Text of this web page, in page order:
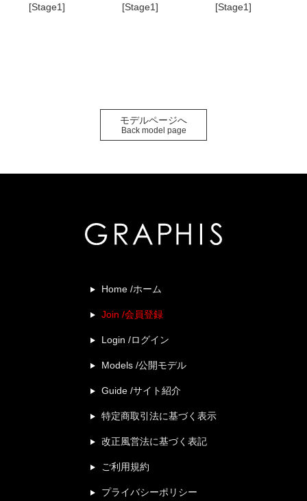
[Stage1]
[Stage1]
[Stage1]
モデルページへ
Back model page
Home /ホーム
Join /会員登録
Login /ログイン
Models /公開モデル
Guide /サイト紹介
特定商取引法に基づく表示
改正風営法に基づく表記
ご利用規約
プライバシーポリシー